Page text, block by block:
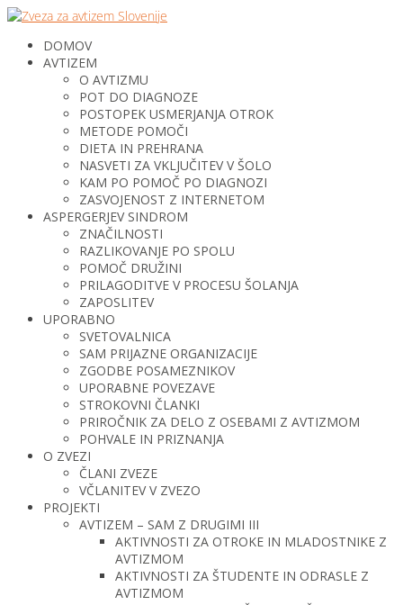
DOMOV
AVTIZEM
O AVTIZMU
POT DO DIAGNOZE
POSTOPEK USMERJANJA OTROK
METODE POMOČI
DIETA IN PREHRANA
NASVETI ZA VKLJUČITEV V ŠOLO
KAM PO POMOČ PO DIAGNOZI
ZASVOJENOST Z INTERNETOM
ASPERGERJEV SINDROM
ZNAČILNOSTI
RAZLIKOVANJE PO SPOLU
POMOČ DRUŽINI
PRILAGODITVE V PROCESU ŠOLANJA
ZAPOSLITEV
UPORABNO
SVETOVALNICA
SAM PRIJAZNE ORGANIZACIJE
ZGODBE POSAMEZNIKOV
UPORABNE POVEZAVE
STROKOVNI ČLANKI
PRIROČNIK ZA DELO Z OSEBAMI Z AVTIZMOM
POHVALE IN PRIZNANJA
O ZVEZI
ČLANI ZVEZE
VČLANITEV V ZVEZO
PROJEKTI
AVTIZEM – SAM Z DRUGIMI III
AKTIVNOSTI ZA OTROKE IN MLADOSTNIKE Z
AVTIZMOM
AKTIVNOSTI ZA ŠTUDENTE IN ODRASLE Z
AVTIZMOM